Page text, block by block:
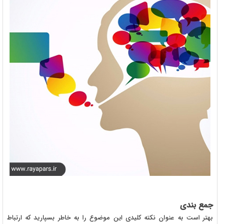
جمع بندی
بهتر است به عنوان نکته کلیدی این موضوع را به خاطر بسپارید که ارتباط